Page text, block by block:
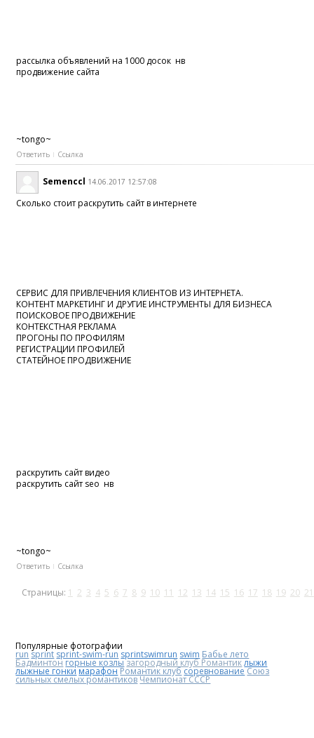
рассылка объявлений на 1000 досок нв
продвижение сайта
~tongo~
Ответить Ссылка
Semenccl 14.06.2017 12:57:08
Сколько стоит раскрутить сайт в интернете
СЕРВИС ДЛЯ ПРИВЛЕЧЕНИЯ КЛИЕНТОВ ИЗ ИНТЕРНЕТА.
КОНТЕНТ МАРКЕТИНГ И ДРУГИЕ ИНСТРУМЕНТЫ ДЛЯ БИЗНЕСА
ПОИСКОВОЕ ПРОДВИЖЕНИЕ
КОНТЕКСТНАЯ РЕКЛАМА
ПРОГОНЫ ПО ПРОФИЛЯМ
РЕГИСТРАЦИИ ПРОФИЛЕЙ
СТАТЕЙНОЕ ПРОДВИЖЕНИЕ
раскрутить сайт видео
раскрутить сайт seo нв
~tongo~
Ответить Ссылка
Страницы: 1 2 3 4 5 6 7 8 9 10 11 12 13 14 15 16 17 18 19 20 21
Популярные фотографии
run sprint sprint-swim-run sprintswimrun swim Бабье лето
Бадминтонгорные козлы загородный клуб Романтиклыжи
лыжные гонки марафонРомантик клубсоревнованиеСоюз
сильных смелых романтиковЧемпионат СССР